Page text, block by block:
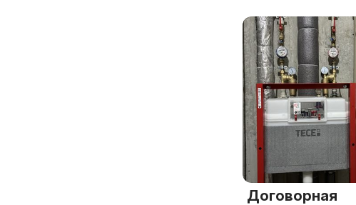
Договорная